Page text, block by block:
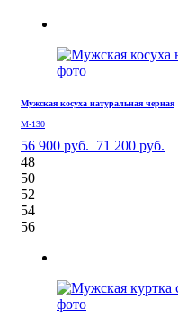
Мужская косуха натуральная черная
М-130
56 900 руб. 71 200 руб.
48
50
52
54
56